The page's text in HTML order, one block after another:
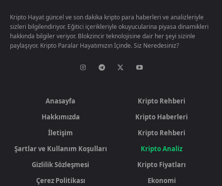
Kripto Hayat güncel ve son dakika kripto para haberleri ve analizleriyle
sizleri bilgilendiriyor. Eğitici içerikleriyle okuyucularina piyasa dinamikleri
hakkında bilgiler veriyor. Blokzincir teknolojisine dair her şeyi sizinle
paylaşıyor. Kripto Paralar Hayatımızın İçinde. Siz Neredesiniz?
Anasayfa
Hakkımızda
İletişim
Şartlar ve Kullanım Koşulları
Gizlilik Sözleşmesi
Çerez Politikası
Kripto Rehberi
Kripto Haberleri
Kripto Rehberi
Kripto Analiz
Kripto Fiyatları
Ekonomi